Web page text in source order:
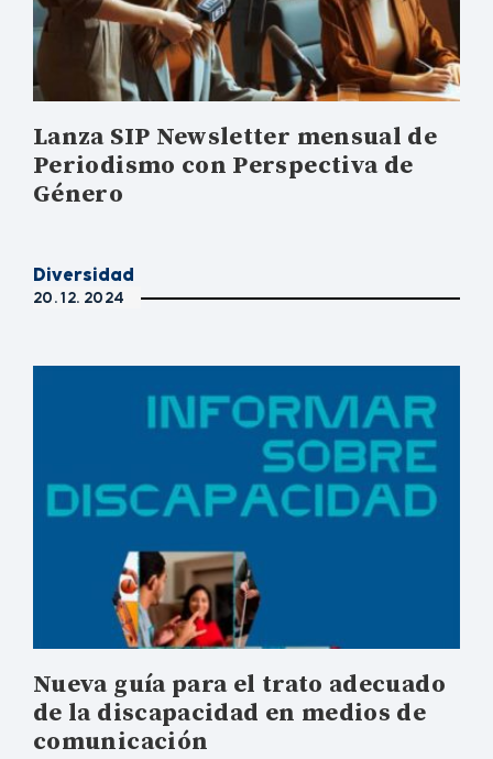
Lanza SIP Newsletter mensual de
Periodismo con Perspectiva de
Género
Diversidad
20. 12. 2024
Nueva guía para el trato adecuado
de la discapacidad en medios de
comunicación